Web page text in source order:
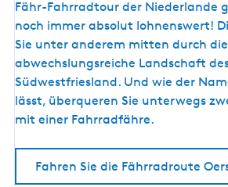
k
ü
s
t
e
e
r
s
e
t
t
e
Fähr-Fahrradtour der Niederlande
noch immer absolut lohnenswert!
Sie unter anderem mitten durch die
abwechslungsreiche Landschaft
Südwestfriesland. Und wie der
lässt, überqueren Sie unterwegs
mit einer Fahrradfähre.
Fahren Sie die Fährradroute